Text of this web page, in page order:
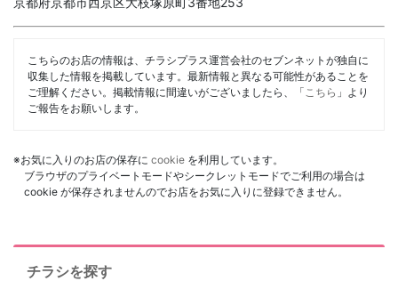
こちらのお店の情報は、チラシプラス運営会社のセブンネットが独自に
収集した情報を掲載しています。最新情報と異なる可能性があることを
ご理解ください。掲載情報に間違いがございましたら、「 こちら 」より
ご報告をお願いします。
※お気に入りのお店の保存に cookie を利用しています。
ブラウザのプライベートモードやシークレットモードでご利用の場合は
cookie が保存されませんのでお店をお気に入りに登録できません。
チラシを探す